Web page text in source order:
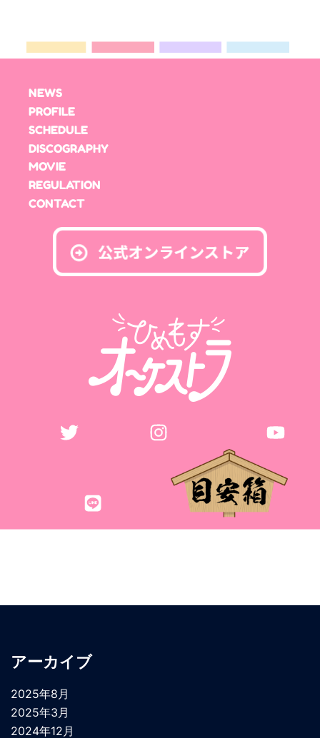
NEWS
PROFILE
SCHEDULE
DISCOGRAPHY
MOVIE
REGULATION
CONTACT
アーカイブ
2025年8月
2025年3月
2024年12月